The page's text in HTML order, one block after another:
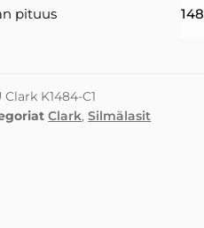
pituus 148
Clark K1484-C1
Clark,Silmälasit